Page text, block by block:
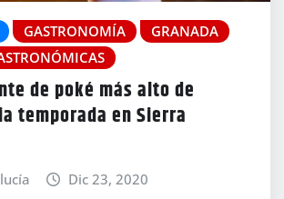
GASTRONOMÍA
GRANADA
de poké más alto de
temporada en Sierra
Dic 23, 2020